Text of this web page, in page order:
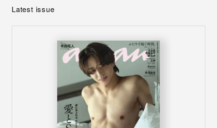
Latest issue